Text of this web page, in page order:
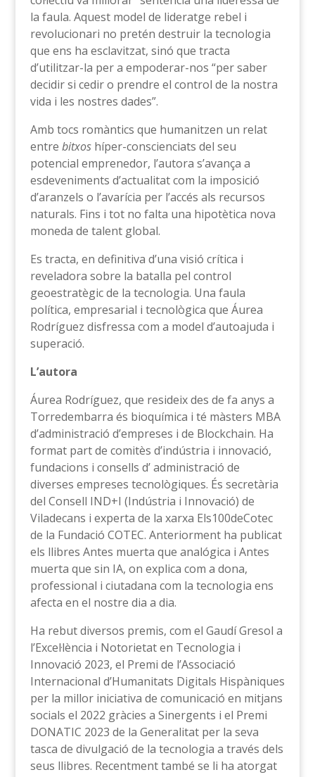
la faula. Aquest model de lideratge rebel i
revolucionari no pretén destruir la tecnologia
que ens ha esclavitzat, sinó que tracta
d’utilitzar-la per a empoderar-nos “per saber
decidir si cedir o prendre el control de la nostra
vida i les nostres dades”.
Amb tocs romàntics que humanitzen un relat
entre bitxoshíper-conscienciats del seu
potencial emprenedor, l’autora s’avança a
esdeveniments d’actualitat com la imposició
d’aranzels o l’avarícia per l’accés als recursos
naturals. Fins i tot no falta una hipotètica nova
moneda de talent global.
Es tracta, en definitiva d’una visió crítica i
reveladora sobre la batalla pel control
geoestratègic de la tecnologia. Una faula
política, empresarial i tecnològica que Áurea
Rodríguez disfressa com a model d’autoajuda i
superació.
L’autora
Áurea Rodríguez, que resideix des de fa anys a
Torredembarra és bioquímica i té màsters MBA
d’administració d’empreses i de Blockchain. Ha
format part de comitès d’indústria i innovació,
fundacions i consells d’ administració de
diverses empreses tecnològiques. És secretària
del Consell IND+I (Indústria i Innovació) de
Viladecans i experta de la xarxa Els100deCotec
de la Fundació COTEC. Anteriorment ha publicat
els llibres Antes muerta que analógica i Antes
muerta que sin IA, on explica com a dona,
professional i ciutadana com la tecnologia ens
afecta en el nostre dia a dia.
Ha rebut diversos premis, com el Gaudí Gresol a
l’Excel·lència i Notorietat en Tecnologia i
Innovació 2023, el Premi de l’Associació
Internacional d’Humanitats Digitals Hispàniques
per la millor iniciativa de comunicació en mitjans
socials el 2022 gràcies a Sinergents i el Premi
DONATIC 2023 de la Generalitat per la seva
tasca de divulgació de la tecnologia a través dels
seus llibres. Recentment també se li ha atorgat